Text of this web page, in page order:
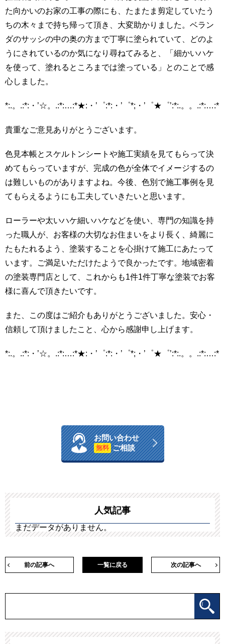
た向かいのお家の工事の際にも、たまたま剪定していたう
ちの木々まで持ち帰って頂き、大変助かりました。ベラン
ダのサッシの中の奥の方まで丁寧に塗られていて、どのよ
うにされているのか気になり尋ねてみると、「細かいハケ
を使って、塗れるところまでは塗っている」とのことで感
心しました。
*:.。.:*:・’☆。.:*:…:*★:・’゜:*:・’゜*;・’゜★゜’:*:.。。.:*:…:*
貴重なご意見ありがとうございます。
色見本帳とスケルトンシートや施工実績を見てもらって決
めてもらっていますが、完成の色が全体でイメージするの
は難しいものがありますよね。今後、色別で施工事例を見
てもらえるようにも工夫していきたいと思います。
ローラーや太いハケ細いハケなどを使い、専門の知識を持
った職人が、お客様の大切なお住まいをより長く、綺麗に
たもたれるよう、塗装することを心掛けて施工にあたって
います。ご満足いただけたようで良かったです。地域密着
の塗装専門店として、これからも1件1件丁寧な塗装でお客
様に喜んで頂きたいです。
また、この度はご紹介もありがとうございました。安心・
信頼して頂けましたこと、心から感謝申し上げます。
*:.。.:*:・’☆。.:*:…:*★:・’゜:*:・’゜*;・’゜★゜’:*:.。。.:*:…:*
お問い合わせ
無料 ご相談
人気記事
まだデータがありません。
前の記事へ 次の記事へ
一覧に戻る